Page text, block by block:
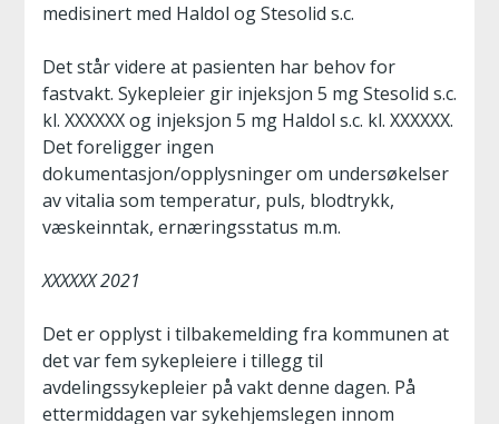
medisinert med Haldol og Stesolid s.c.
Det står videre at pasienten har behov for
fastvakt. Sykepleier gir injeksjon 5 mg Stesolid s.c.
kl. XXXXXX og injeksjon 5 mg Haldol s.c. kl. XXXXXX.
Det foreligger ingen
dokumentasjon/opplysninger om undersøkelser
av vitalia som temperatur, puls, blodtrykk,
væskeinntak, ernæringsstatus m.m.
XXXXXX 2021
Det er opplyst i tilbakemelding fra kommunen at
det var fem sykepleiere i tillegg til
avdelingssykepleier på vakt denne dagen. På
ettermiddagen var sykehjemslegen innom